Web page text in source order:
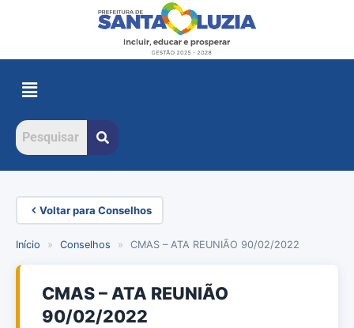
Voltar para Conselhos
Início » Conselhos » CMAS – ATA REUNIÃO 90/02/2022
CMAS – ATA REUNIÃO
90/02/2022